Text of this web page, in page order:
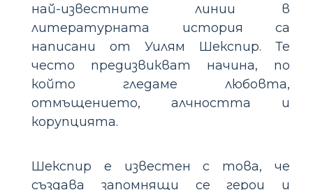
най-известните линии в
литературната история са
написани от Уилям Шекспир. Те
често предизвикват начина, по
който гледаме любовта,
отмъщението, алчността и
корупцията.
Шекспир е известен с това, че
създава запомнящи се герои и